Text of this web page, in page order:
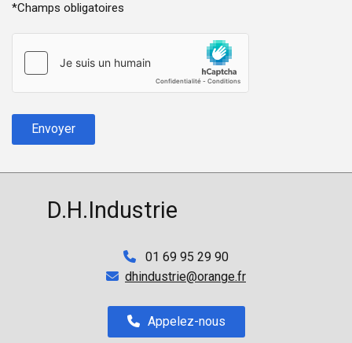
*Champs obligatoires
D.H.Industrie
 01 69 95 29 90
 dhindustrie@orange.fr
Appelez-nous